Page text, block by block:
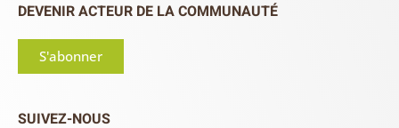
DEVENIR ACTEUR DE LA COMMUNAUTÉ
S'abonner
SUIVEZ-NOUS